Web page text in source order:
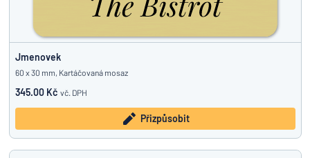
Jmenovek
60 x 30 mm, Kartáčovaná mosaz
345.00 Kč vč. DPH
Přizpůsobit